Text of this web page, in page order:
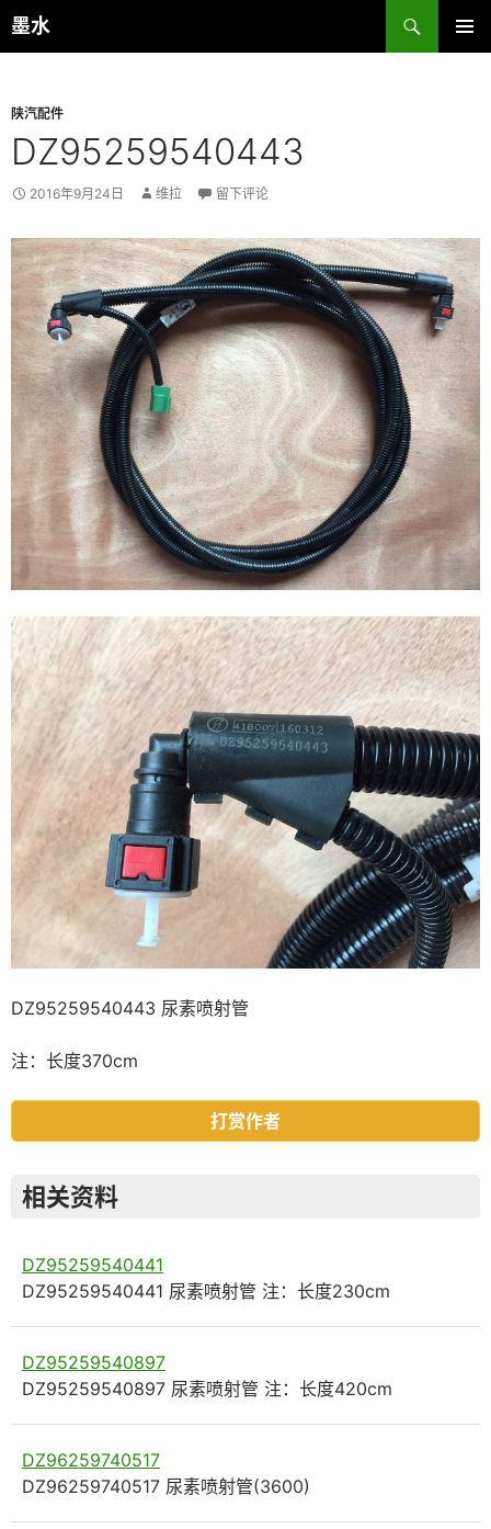
跳
至
墨水
搜
索
陕汽配件
DZ95259540443
2016年9月24日 维拉 留下评论
DZ95259540443 尿素喷射管
注：长度370cm
打赏作者
相关资料
DZ95259540441
DZ95259540441 尿素喷射管 注：长度230cm
DZ95259540897
DZ95259540897 尿素喷射管 注：长度420cm
DZ96259740517
DZ96259740517 尿素喷射管(3600)